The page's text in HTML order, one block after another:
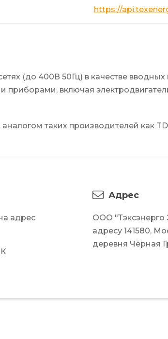
https://
(до 400В 50Гц) в качестве
включая
таких производителей как
адрес
Адрес
ООО "Тэксэнерго
адресу 141580,
деревня Чёрная